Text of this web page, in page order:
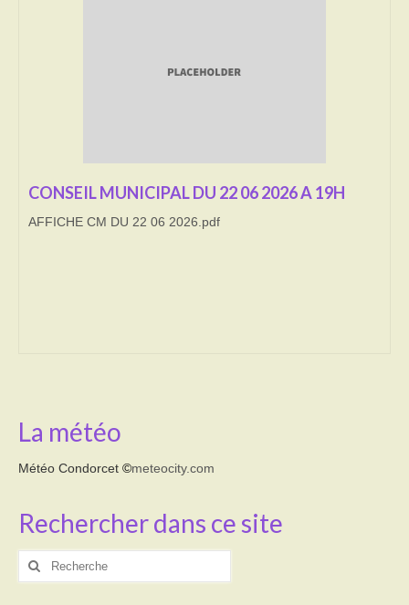
LE BRULAGE DES VEGETAUX
DECHETS VERTS
CONSEIL MUNICIPAL DU 22 06 2026 A 19H
AFFICHE CM DU 22 06 2026.pdf
La météo
Météo Condorcet ©meteocity.com
Rechercher dans ce site
Rechercher